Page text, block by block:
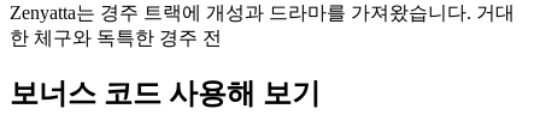
Zenyatta는 경주 트랙에 개성과 드라마를 가져왔습니다. 거대
한 체구와 독특한 경주 전
보너스 코드 사용해 보기